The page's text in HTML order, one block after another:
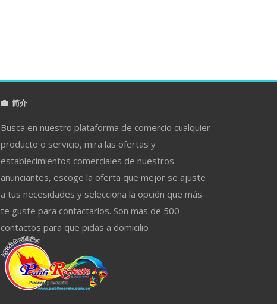
简介
Busca en nuestro plataforma de comercio cualquier
producto o servicio, mira las ofertas y
establecimientos comerciales de nuestros
anunciantes, escoge la oferta que mejor se ajuste
a tus necesidades y selecciona la opción que más
te guste para contactarlos. Son mas de 500
contactos para que pidas a domicilio